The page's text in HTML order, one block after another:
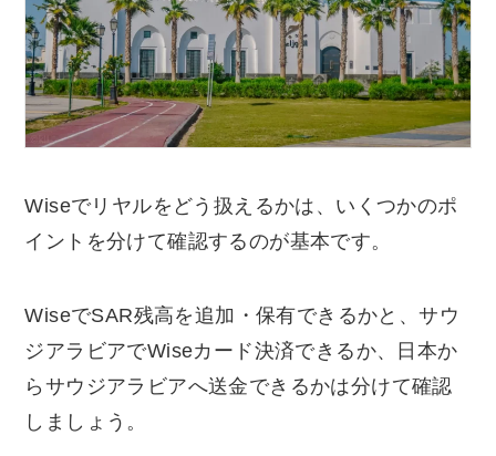
Wiseでリヤルをどう扱えるかは、いくつかのポ
イントを分けて確認するのが基本です。
WiseでSAR残高を追加・保有できるかと、サウ
ジアラビアでWiseカード決済できるか、日本か
らサウジアラビアへ送金できるかは分けて確認
しましょう。